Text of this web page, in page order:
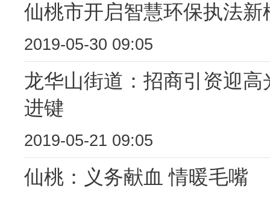
仙桃市开启智慧环保执法新
2019-05-30 09:05
龙华山街道：招商引资迎
进键
2019-05-21 09:05
仙桃：义务献血 情暖毛嘴